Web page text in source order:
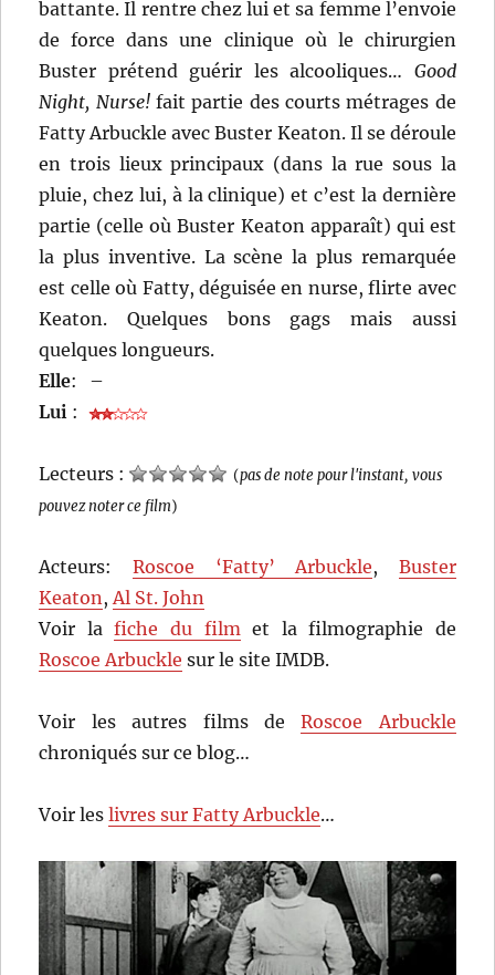
battante. Il rentre chez lui et sa femme l’envoie
de force dans une clinique où le chirurgien
Buster prétend guérir les alcooliques… Good
Night, Nurse!fait partie des courts métrages de
Fatty Arbuckle avec Buster Keaton. Il se déroule
en trois lieux principaux (dans la rue sous la
pluie, chez lui, à la clinique) et c’est la dernière
partie (celle où Buster Keaton apparaît) qui est
la plus inventive. La scène la plus remarquée
est celle où Fatty, déguisée en nurse, flirte avec
Keaton. Quelques bons gags mais aussi
quelques longueurs.
Elle:
–
Lui :
Lecteurs : (pas de note pour l'instant, vous
pouvez noter ce film)
Acteurs: Roscoe ‘Fatty’ Arbuckle, Buster
Keaton,Al St. John
Voir lafiche du filmet la filmographie de
Roscoe Arbuckle sur le site IMDB.
Voir les autres films deRoscoe Arbuckle
chroniqués sur ce blog…
Voir leslivres sur Fatty Arbuckle…